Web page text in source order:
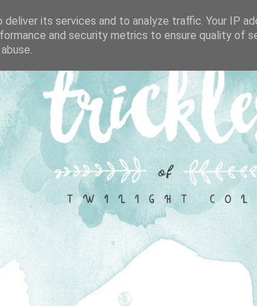
its services and to analyze traffic. Your IP
and security metrics to ensure quality of